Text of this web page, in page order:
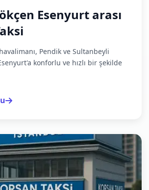
Esenyurt arası
Pendik ve Sultanbeyli
konforlu ve hızlı bir şekilde